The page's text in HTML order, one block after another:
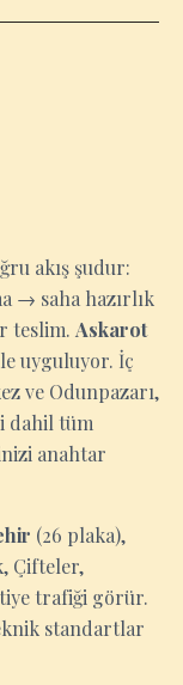
akış şudur:
→ saha hazırlık
teslim. Askarot
uyguluyor. İç
ve Odunpazarı,
dahil tüm
anahtar
(26 plaka),
Çifteler,
trafiği görür.
standartlar